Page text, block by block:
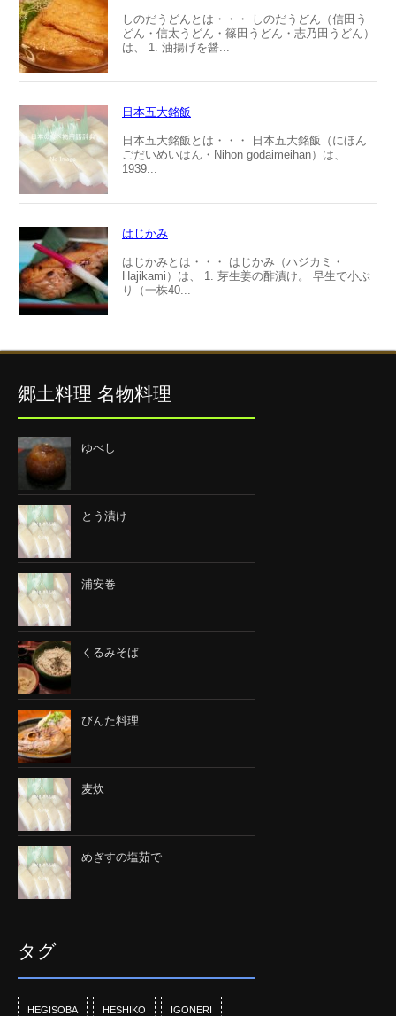
しのだうどんとは・・・ しのだうどん（信田う
どん・信太うどん・篠田うどん・志乃田うどん）
は、 1. 油揚げを醤...
日本五大銘飯
日本五大銘飯とは・・・ 日本五大銘飯（にほん
ごだいめいはん・Nihon godaimeihan）は、
1939...
はじかみ
はじかみとは・・・ はじかみ（ハジカミ・
Hajikami）は、 1. 芽生姜の酢漬け。 早生で小ぶ
り（一株40...
郷土料理 名物料理
ゆべし
とう漬け
浦安巻
くるみそば
びんた料理
麦炊
めぎすの塩茹で
タグ
HEGISOBA HESHIKO IGONERI